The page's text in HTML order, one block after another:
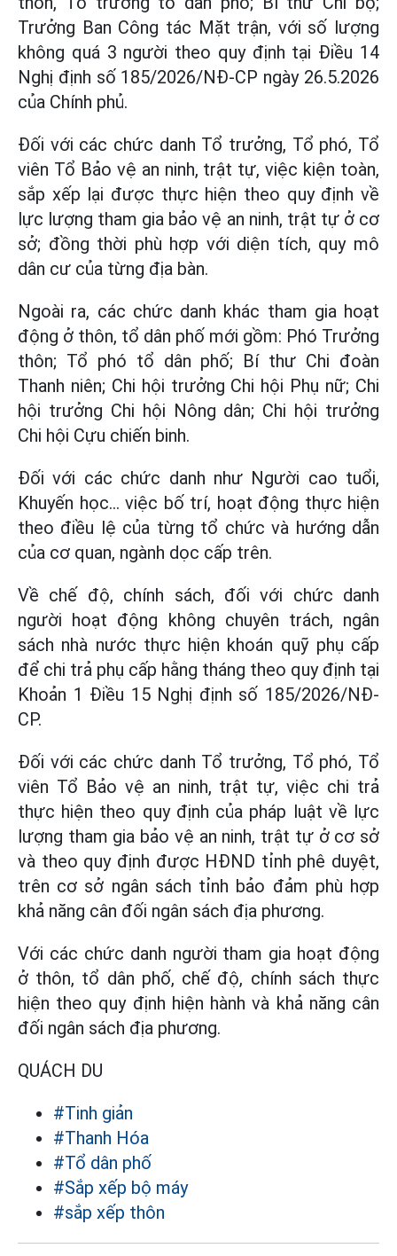
Trưởng Ban Công tác Mặt trận, với số lượng
không quá 3 người theo quy định tại Điều 14
Nghị định số 185/2026/NĐ-CP ngày 26.5.2026
của Chính phủ.
Đối với các chức danh Tổ trưởng, Tổ phó, Tổ
viên Tổ Bảo vệ an ninh, trật tự, việc kiện toàn,
sắp xếp lại được thực hiện theo quy định về
lực lượng tham gia bảo vệ an ninh, trật tự ở cơ
sở; đồng thời phù hợp với diện tích, quy mô
dân cư của từng địa bàn.
Ngoài ra, các chức danh khác tham gia hoạt
động ở thôn, tổ dân phố mới gồm: Phó Trưởng
thôn; Tổ phó tổ dân phố; Bí thư Chi đoàn
Thanh niên; Chi hội trưởng Chi hội Phụ nữ; Chi
hội trưởng Chi hội Nông dân; Chi hội trưởng
Chi hội Cựu chiến binh.
Đối với các chức danh như Người cao tuổi,
Khuyến học… việc bố trí, hoạt động thực hiện
theo điều lệ của từng tổ chức và hướng dẫn
của cơ quan, ngành dọc cấp trên.
Về chế độ, chính sách, đối với chức danh
người hoạt động không chuyên trách, ngân
sách nhà nước thực hiện khoán quỹ phụ cấp
để chi trả phụ cấp hằng tháng theo quy định tại
Khoản 1 Điều 15 Nghị định số 185/2026/NĐ-
CP.
Đối với các chức danh Tổ trưởng, Tổ phó, Tổ
viên Tổ Bảo vệ an ninh, trật tự, việc chi trả
thực hiện theo quy định của pháp luật về lực
lượng tham gia bảo vệ an ninh, trật tự ở cơ sở
và theo quy định được HĐND tỉnh phê duyệt,
trên cơ sở ngân sách tỉnh bảo đảm phù hợp
khả năng cân đối ngân sách địa phương.
Với các chức danh người tham gia hoạt động
ở thôn, tổ dân phố, chế độ, chính sách thực
hiện theo quy định hiện hành và khả năng cân
đối ngân sách địa phương.
QUÁCH DU
#Tinh giản
#Thanh Hóa
#Tổ dân phố
#Sắp xếp bộ máy
#sắp xếp thôn